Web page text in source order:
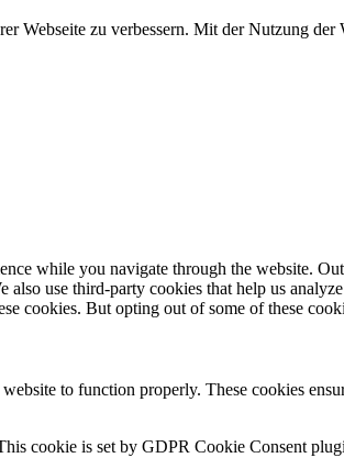
Webseite zu verbessern. Mit der Nutzung
while you navigate through the website.
use third-party cookies that help us
cookies. But opting out of some of these
to function properly. These cookies
cookie is set by GDPR Cookie Consent